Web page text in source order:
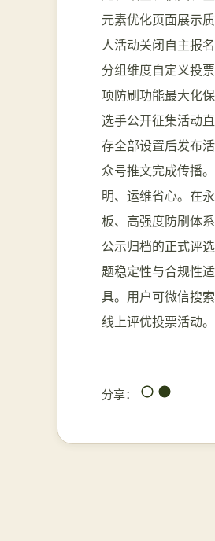
元素优化页面展示
人活动关闭自主报
分组维度自定义投
项防刷功能最大化
选手公开征集活动
存全部设置后发布
众号推文完成传播
明、运维省心。在
板、高强度防刷体
公示归档的正式评
题稳定性与合规性
具。用户可微信搜
线上评优投票活动。
分享：